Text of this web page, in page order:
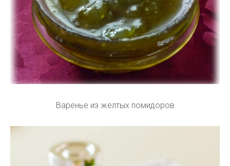
Варенье из желтых помидоров